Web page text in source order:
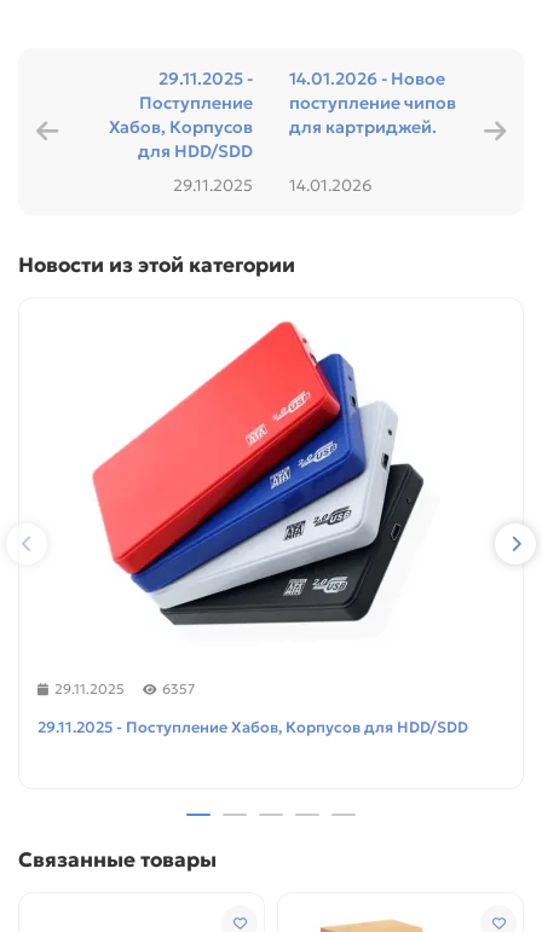
29.11.2025 -
Поступление
Хабов, Корпусов
для HDD/SDD
29.11.2025
14.01.2026 - Новое
поступление чипов
для картриджей.
14.01.2026
Новости из этой категории
29.11.2025 6357
29.11.2025 - Поступление Хабов, Корпусов для HDD/SDD
Связанные товары